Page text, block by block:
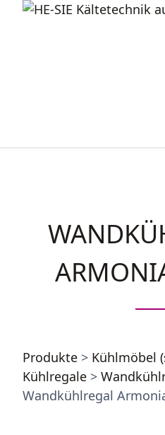
Produkte > Kühlmöbel
Kühlregale >
Wandkühlregal